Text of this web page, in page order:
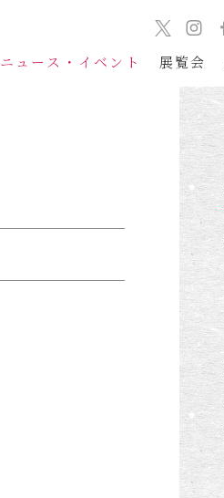
ニュース・イベント 展覧会